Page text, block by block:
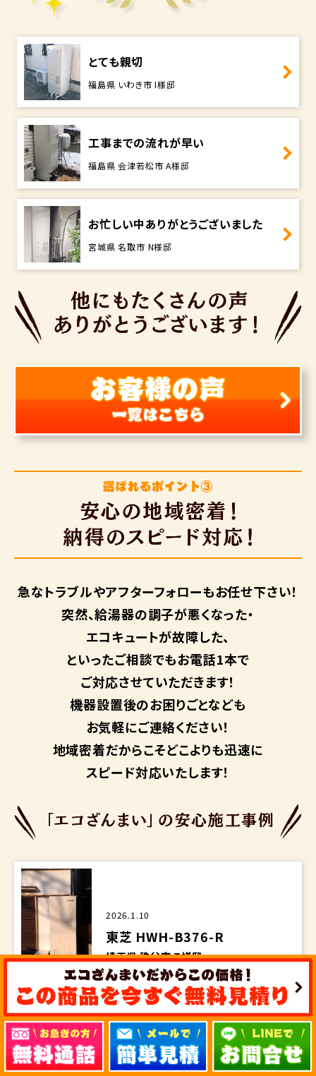
とても親切
福島県 いわき市 I様邸
工事までの流れが早い
福島県 会津若松市 A様邸
お忙しい中ありがとうございました
宮城県 名取市 N様邸
急なトラブルやアフターフォローもお任せ下さい！
突然、給湯器の調子が悪くなった・
エコキュートが故障した、
といったご相談でもお電話1本で
ご対応させていただきます！
機器設置後のお困りごとなども
お気軽にご連絡ください！
地域密着だからこそどこよりも迅速に
スピード対応いたします！
2026.1.10
東芝 HWH-B376-R
埼玉県 秩父市 T様邸